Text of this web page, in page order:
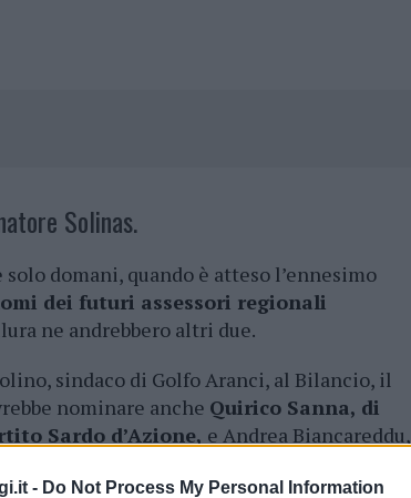
- Do Not Process My Personal Information
Solinas.
domani, quando è atteso l’ennesimo
dei futuri assessori regionali
ne andrebbero altri due.
sindaco di Golfo Aranci, al Bilancio, il
nominare anche Quirico Sanna, di
Sardo d’Azione, e Andrea Biancareddu,
dell’Udc.